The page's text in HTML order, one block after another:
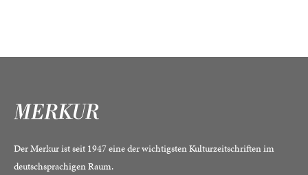
Der Merkur ist seit 1947 eine der wichtigsten Kulturzeitschriften im
deutschsprachigen Raum.